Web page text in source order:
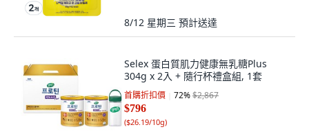
8/12 星期三 預計送達
Selex 蛋白質肌力健康無乳糖Plus
304g x 2入 + 隨行杯禮盒組, 1套
首購折扣價 72%$2,867
$796
($26.19/10g)